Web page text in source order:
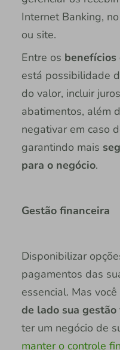
Internet Banking,
ou site.
Entre os benefícios
está possibilidade
do valor, incluir
abatimentos, além
negativar em caso
garantindo mais
para o negócio.
Gestão financeira
Disponibilizar
pagamentos das
essencial. Mas
de lado sua
ter um negócio de
manter o controle